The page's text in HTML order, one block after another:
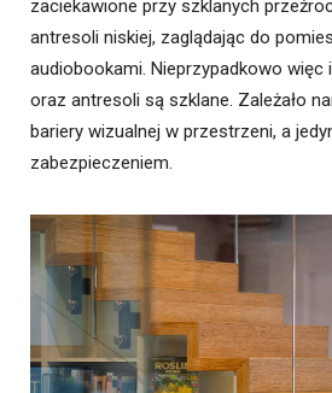
zaciekawione przy szklanych
antresoli niskiej, zaglądając do
audiobookami. Nieprzypadkowo więc
oraz antresoli są szklane. Zależało
bariery wizualnej w przestrzeni, a
zabezpieczeniem.